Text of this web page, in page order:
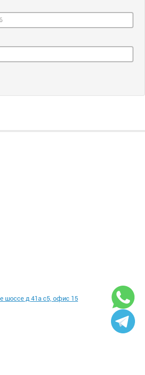
шоссе д 41а с5, офис 15